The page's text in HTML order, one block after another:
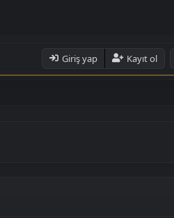
Giriş yap Kayıt ol